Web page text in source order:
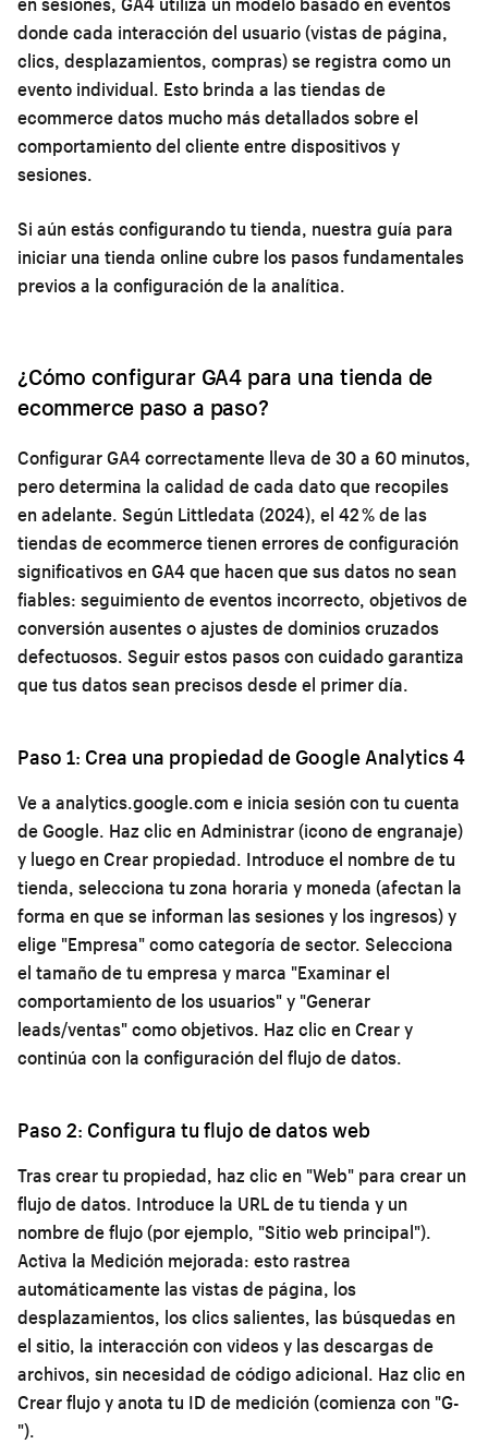
donde cada interacción del usuario (vistas de página,
clics, desplazamientos, compras) se registra como un
evento individual. Esto brinda a las tiendas de
ecommerce datos mucho más detallados sobre el
comportamiento del cliente entre dispositivos y
sesiones.
Si aún estás configurando tu tienda, nuestra guía para
iniciar una tienda onlinecubre los pasos fundamentales
previos a la configuración de la analítica.
¿Cómo configurar GA4 para una tienda de
ecommerce paso a paso?
Configurar GA4 correctamente lleva de 30 a 60 minutos,
pero determina la calidad de cada dato que recopiles
en adelante. Según Littledata (2024), el 42 % de las
tiendas de ecommerce tienen errores de configuración
significativos en GA4 que hacen que sus datos no sean
fiables: seguimiento de eventos incorrecto, objetivos de
conversión ausentes o ajustes de dominios cruzados
defectuosos. Seguir estos pasos con cuidado garantiza
que tus datos sean precisos desde el primer día.
Paso 1: Crea una propiedad de Google Analytics 4
Ve a analytics.google.com e inicia sesión con tu cuenta
de Google. Haz clic en Administrar (icono de engranaje)
y luego en Crear propiedad. Introduce el nombre de tu
tienda, selecciona tu zona horaria y moneda (afectan la
forma en que se informan las sesiones y los ingresos) y
elige "Empresa" como categoría de sector. Selecciona
el tamaño de tu empresa y marca "Examinar el
comportamiento de los usuarios" y "Generar
leads/ventas" como objetivos. Haz clic en Crear y
continúa con la configuración del flujo de datos.
Paso 2: Configura tu flujo de datos web
Tras crear tu propiedad, haz clic en "Web" para crear un
flujo de datos. Introduce la URL de tu tienda y un
nombre de flujo (por ejemplo, "Sitio web principal").
Activa la Medición mejorada: esto rastrea
automáticamente las vistas de página, los
desplazamientos, los clics salientes, las búsquedas en
el sitio, la interacción con videos y las descargas de
archivos, sin necesidad de código adicional. Haz clic en
Crear flujo y anota tu ID de medición (comienza con "G-
").